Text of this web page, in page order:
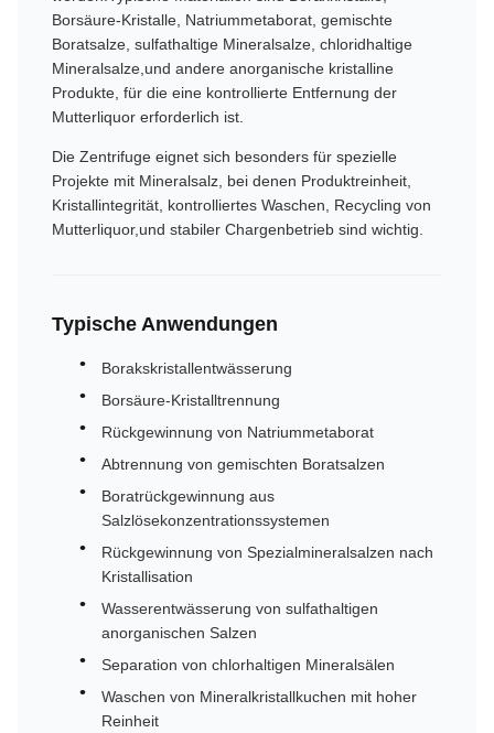
Borsäure-Kristalle, Natriummetaborat, gemischte
Boratsalze, sulfathaltige Mineralsalze, chloridhaltige
Mineralsalze,und andere anorganische kristalline
Produkte, für die eine kontrollierte Entfernung der
Mutterliquor erforderlich ist.
Die Zentrifuge eignet sich besonders für spezielle
Projekte mit Mineralsalz, bei denen Produktreinheit,
Kristallintegrität, kontrolliertes Waschen, Recycling von
Mutterliquor,und stabiler Chargenbetrieb sind wichtig.
Typische Anwendungen
Borakskristallentwässerung
Borsäure-Kristalltrennung
Rückgewinnung von Natriummetaborat
Abtrennung von gemischten Boratsalzen
Boratrückgewinnung aus
Salzlösekonzentrationssystemen
Rückgewinnung von Spezialmineralsalzen nach
Kristallisation
Wasserentwässerung von sulfathaltigen
anorganischen Salzen
Separation von chlorhaltigen Mineralsälen
Waschen von Mineralkristallkuchen mit hoher
Reinheit